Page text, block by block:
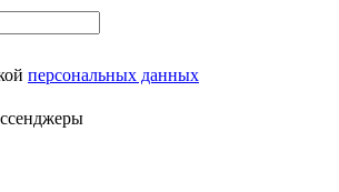
персональных данных